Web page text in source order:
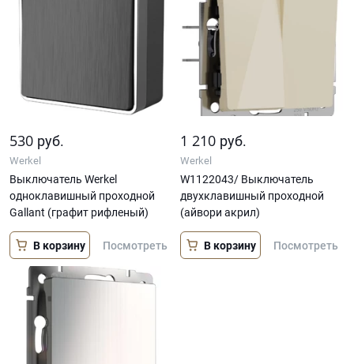
530 руб.
Werkel
Выключатель Werkel
одноклавишный проходной
Gallant (графит рифленый)
В корзину Посмотреть
1 210 руб.
Werkel
W1122043/ Выключатель
двухклавишный проходной
(айвори акрил)
В корзину Посмотреть